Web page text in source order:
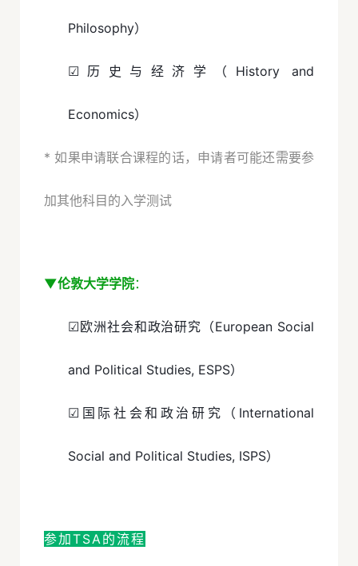
Philosophy）
☑历史与经济学（History and
Economics）
* 如果申请联合课程的话，申请者可能还需要参
加其他科目的入学测试
▼伦敦大学学院：
☑欧洲社会和政治研究（European Social
and Political Studies, ESPS）
☑国际社会和政治研究（International
Social and Political Studies, ISPS）
参加TSA的流程